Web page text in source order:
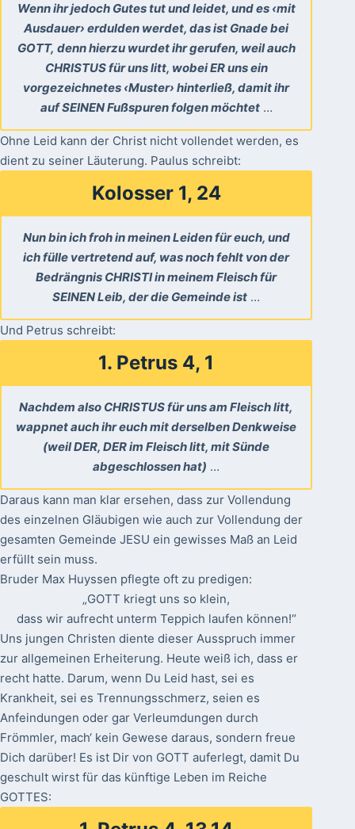
Wenn ihr jedoch Gutes tut und leidet, und es ‹mit
Ausdauer› erdulden werdet, das ist Gnade bei
GOTT, denn hierzu wurdet ihr gerufen, weil auch
CHRISTUS für uns litt, wobei ER uns ein
vorgezeichnetes ‹Muster› hinterließ, damit ihr
auf SEINEN Fußspuren folgen möchtet…
Ohne Leid kann der Christ nicht vollendet werden, es
dient zu seiner Läuterung. Paulus schreibt:
Kolosser 1, 24
Nun bin ich froh in meinen Leiden für euch, und
ich fülle vertretend auf, was noch fehlt von der
Bedrängnis CHRISTI in meinem Fleisch für
SEINEN Leib, der die Gemeinde ist …
Und Petrus schreibt:
1. Petrus 4, 1
Nachdem also CHRISTUS für uns am Fleisch litt,
wappnet auch ihr euch mit derselben Denkweise
(weil DER, DER im Fleisch litt, mit Sünde
abgeschlossen hat) …
Daraus kann man klar ersehen, dass zur Vollendung
des einzelnen Gläubigen wie auch zur Vollendung der
gesamten Gemeinde JESU ein gewisses Maß an Leid
erfüllt sein muss.
Bruder Max Huyssen pflegte oft zu predigen:
„GOTT kriegt uns so klein,
dass wir aufrecht unterm Teppich laufen können!“
Uns jungen Christen diente dieser Ausspruch immer
zur allgemeinen Erheiterung. Heute weiß ich, dass er
recht hatte. Darum, wenn Du Leid hast, sei es
Krankheit, sei es Trennungsschmerz, seien es
Anfeindungen oder gar Verleumdungen durch
Frömmler, mach‘ kein Gewese daraus, sondern freue
Dich darüber! Es ist Dir von GOTT auferlegt, damit Du
geschult wirst für das künftige Leben im Reiche
GOTTES: